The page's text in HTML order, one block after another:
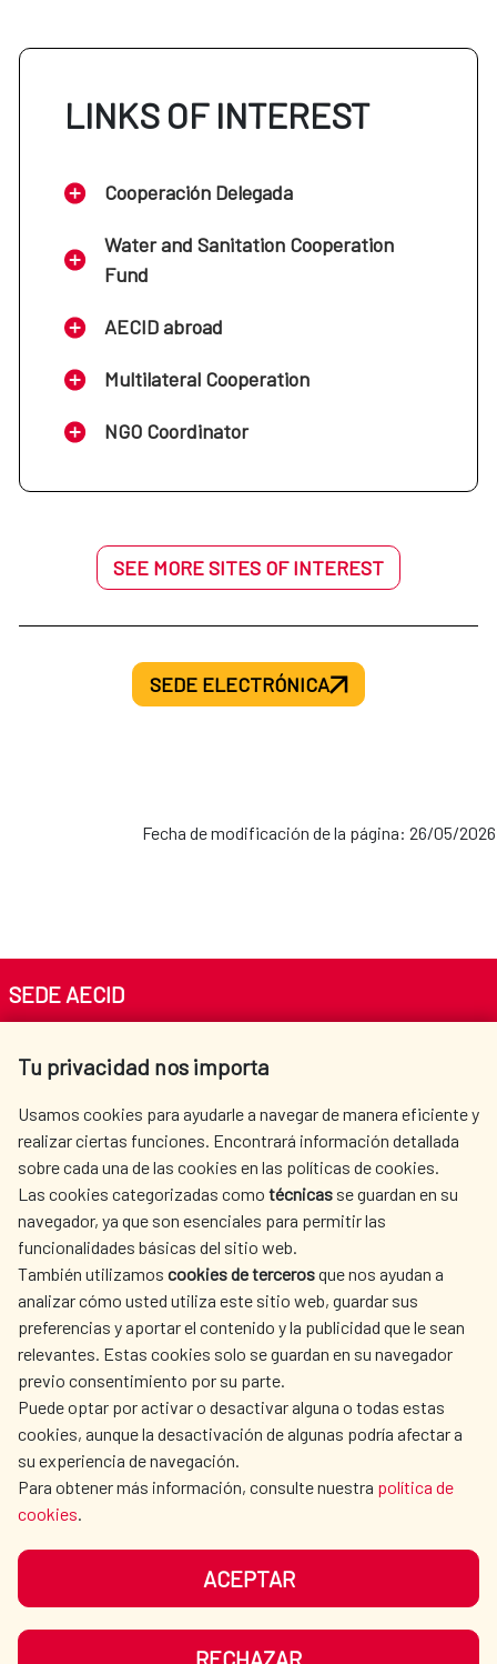
LINKS OF INTEREST
Cooperación Delegada
Water and Sanitation Cooperation
Fund
AECID abroad
Multilateral Cooperation
NGO Coordinator
SEE MORE SITES OF INTEREST
SEDE ELECTRÓNICA
Fecha de modificación de la página: 26/05/2026
Tu privacidad nos importa
Usamos cookies para ayudarle a navegar de manera eficiente y
realizar ciertas funciones. Encontrará información detallada
sobre cada una de las cookies en las políticas de cookies.
Las cookies categorizadas como técnicas se guardan en su
navegador, ya que son esenciales para permitir las
funcionalidades básicas del sitio web.
También utilizamos cookies de tercerosque nos ayudan a
analizar cómo usted utiliza este sitio web, guardar sus
preferencias y aportar el contenido y la publicidad que le sean
relevantes. Estas cookies solo se guardan en su navegador
previo consentimiento por su parte.
Puede optar por activar o desactivar alguna o todas estas
cookies, aunque la desactivación de algunas podría afectar a
su experiencia de navegación.
Para obtener más información, consulte nuestra política de
cookies.
ACEPTAR
RECHAZAR
SEDE AECID
Tel. +34 900 20 30 54​​​​​​​
AECID
WHERE DO WE COOPERATE?
SPANISH HUMANITARIAN
ACTION
PRESS ROOM
CULTURE AND SCIENCE LIBRARY
OUR SOCIAL MEDIA
DATA PROTECTION